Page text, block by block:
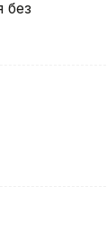
без